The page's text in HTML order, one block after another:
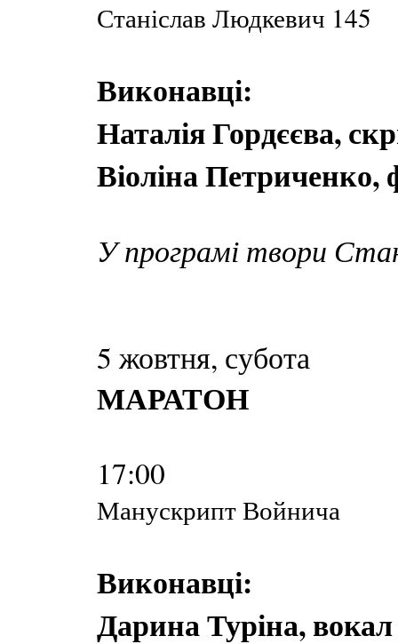
Станіслав Людкевич 145
Виконавці:
Наталія Гордєєва,
Віоліна Петриченко,
У програмі твори
5 жовтня, субота
МАРАТОН
17:00
Манускрипт Войнича
Виконавці:
Дарина Туріна, вокал